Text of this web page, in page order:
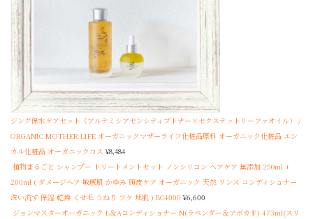
ジング保水ケアセット（アルテミシアセンシティブトナー×セクステットリーファオイル） /
ORGANIC MOTHER LIFE オーガニックマザーライフ化粧品原料 オーガニック化粧品 エシ
カル化粧品 オーガニックコス ¥8,484
植物まるごと シャンプー トリートメントセット ノンシリコン ヘアケア 無添加 250ml +
200ml ( ダメージヘア 敏感肌 かゆみ 頭皮ケア オーガニック 天然 リンス コンディショナー
洗い流す 保湿 乾燥 くせ毛 うねり フケ 地肌 ) BC4000 ¥6,600
ジョンマスターオーガニック L＆Aコンディショナー N(ラベンダー＆アボカド) 473ml(スリ